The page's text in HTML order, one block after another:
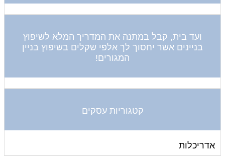
ועד בית, קבל במתנה את המדריך המלא לשיפוץ
בניינים אשר יחסוך לך אלפי שקלים בשיפוץ בניין
המגורים!
קטגוריות עסקים
אדריכלות